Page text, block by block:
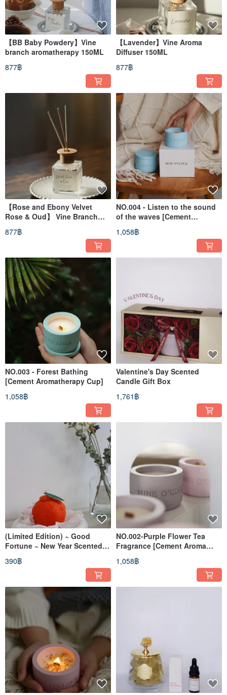
【BB Baby Powdery】Vine
branch aromatherapy 150ML
877฿
【Lavender】Vine Aroma
Diffuser 150ML
877฿
【Rose and Ebony Velvet
Rose & Oud】 Vine Branch
Aroma Diffuser 150ML
877฿
NO.004 - Listen to the sound
of the waves [Cement
Aromatherapy Cup]
1,058฿
NO.003 - Forest Bathing
[Cement Aromatherapy Cup]
1,058฿
Valentine's Day Scented
Candle Gift Box
1,761฿
(Limited Edition) ~ Good
Fortune ~ New Year Scented
Candle Set
390฿
NO.002-Purple Flower Tea
Fragrance [Cement Aroma
Diffuser Cup]
1,058฿